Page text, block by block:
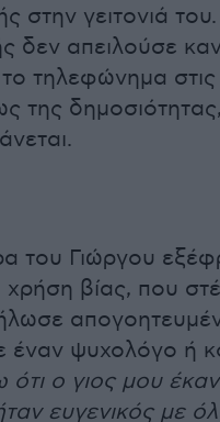
στην γειτονιά
δεν απειλούσε
τηλεφώνημα
της
του Γιώργου
χρήση βίας, που
ψυχολόγο ή
ότι ο γιος μου
ευγενικός με